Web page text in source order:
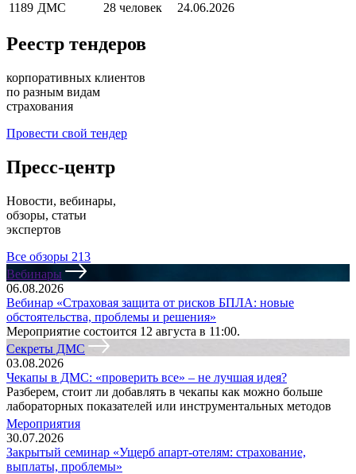
1189 ДМС 28 человек 24.06.2026
Реестр тендеров
корпоративных клиентов
по разным видам
страхования
Провести свой тендер
Пресс-центр
Новости, вебинары,
обзоры, статьи
экспертов
Все обзоры 213
Вебинары
06.08.2026
Вебинар «Страховая защита от рисков БПЛА: новые
обстоятельства, проблемы и решения»
Мероприятие состоится 12 августа в 11:00.
Секреты ДМС
03.08.2026
Чекапы в ДМС: «проверить все» – не лучшая идея?
Разберем, стоит ли добавлять в чекапы как можно больше
лабораторных показателей или инструментальных методов
Мероприятия
30.07.2026
Закрытый семинар «Ущерб апарт-отелям: страхование,
выплаты, проблемы»